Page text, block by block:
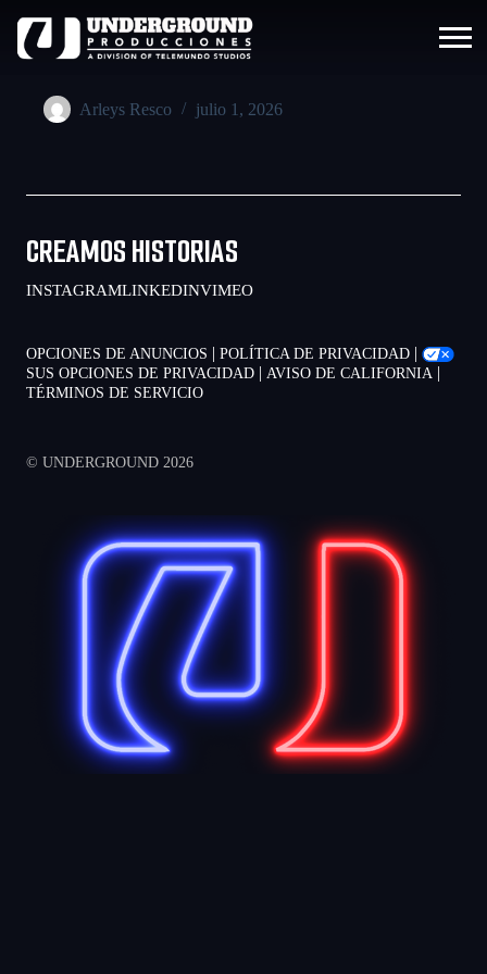
Arleys Resco julio 1, 2026
CREAMOS HISTORIAS
INSTAGRAMLINKEDINVIMEO
OPCIONES DE ANUNCIOS | POLÍTICA DE PRIVACIDAD |
SUS OPCIONES DE PRIVACIDAD | AVISO DE CALIFORNIA |
TÉRMINOS DE SERVICIO
© UNDERGROUND 2026